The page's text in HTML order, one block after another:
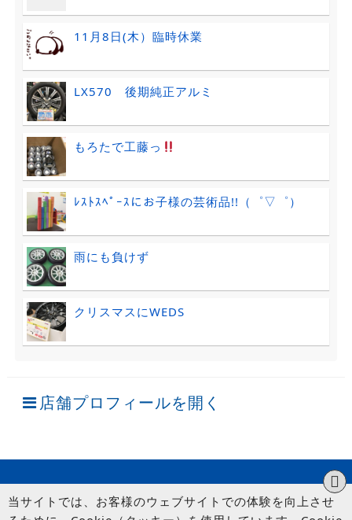
11月8日(木）臨時休業
LX570 後期純正アルミ
もろたで工藤っ
ﾚｽﾄｽﾍﾟｰｽにお子様の芸術品!!（゜▽゜）
雨にも負けず
クリスマスにWEDS
店舗プロフィールを開く
当サイトでは、お客様のウェブサイトでの体験を向上させ